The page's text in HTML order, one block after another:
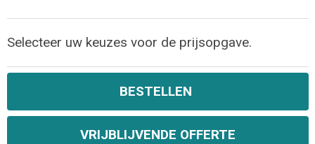
Selecteer uw keuzes voor de prijsopgave.
BESTELLEN
VRIJBLIJVENDE OFFERTE